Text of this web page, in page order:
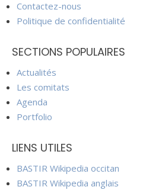
Contactez-nous
Politique de confidentialité
SECTIONS POPULAIRES
Actualités
Les comitats
Agenda
Portfolio
LIENS UTILES
BASTIR Wikipedia occitan
BASTIR Wikipedia anglais